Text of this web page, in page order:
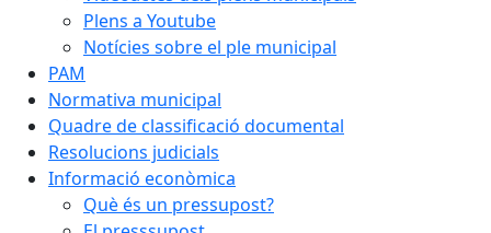
Plens a Youtube
Notícies sobre el ple municipal
PAM
Normativa municipal
Quadre de classificació documental
Resolucions judicials
Informació econòmica
Què és un pressupost?